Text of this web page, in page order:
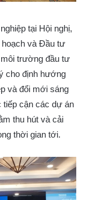
tại Hội nghị,
hoạch và Đầu tư
trường đầu tư
cho định hướng
và đổi mới sáng
tiếp cận các dự án
thu hút và cải
thời gian tới.